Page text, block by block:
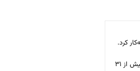
به گزارش خبرنگار اقتصادی ایرنا، این نمایشگاه با حضور ۴۲۶ شرکت داخلی و خارجی از جمله چین، آلمان، ژاپن، ترکیه، اسپانیا، ایتالیا، بلژیک، مالزی، تایوان کره جنوبی، لهستان و مجارستان در بیش از ۳۱